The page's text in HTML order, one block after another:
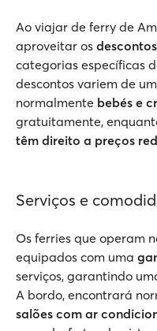
Ao viajar de ferry de
aproveitar os
categorias específicas
descontos variem de
normalmente bebés e
gratuitamente,
têm direito a preços
Serviços e
Os ferries que operam
equipados com uma
serviços, garantindo
A bordo, encontrará
salões com ar